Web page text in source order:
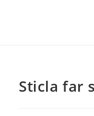
Sticla far